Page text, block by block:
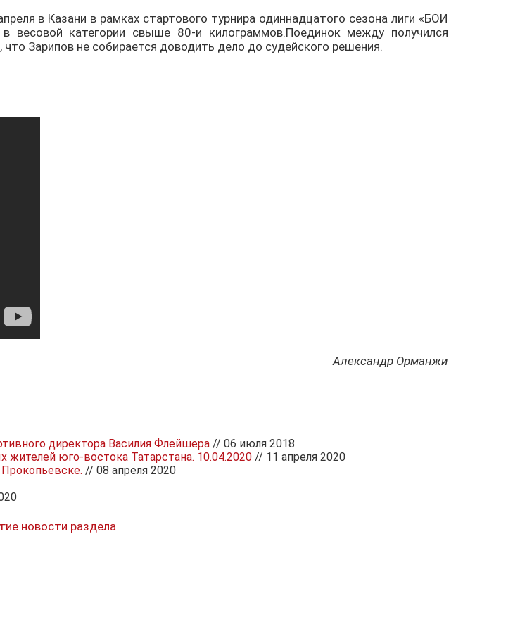
в Казани в рамках стартового турнира одиннадцатого сезона лиги «БОИ
категории свыше 80-и килограммов.Поединок между получился
Зарипов не собирается доводить дело до судейского решения.
Александр Орманжи
директора Василия Флейшера // 06 июля 2018
юго-востока Татарстана. 10.04.2020 // 11 апреля 2020
// 08 апреля 2020
новости раздела